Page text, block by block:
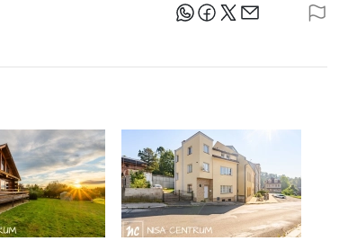
Sdílejte článek